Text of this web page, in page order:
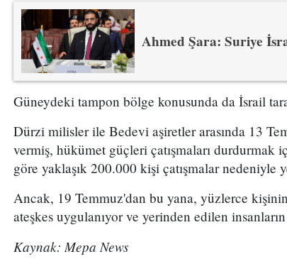
Ahmed Şara: Suriye
Güneydeki tampon bölge konusunda da İsrail
Dürzi milisler ile Bedevi aşiretler arasında 13
vermiş, hükümet güçleri çatışmaları
göre yaklaşık 200.000 kişi çatışmalar nedeniyle
Ancak, 19 Temmuz'dan bu yana, yüzlerce
ateşkes uygulanıyor ve yerinden edilen
Kaynak: Mepa News